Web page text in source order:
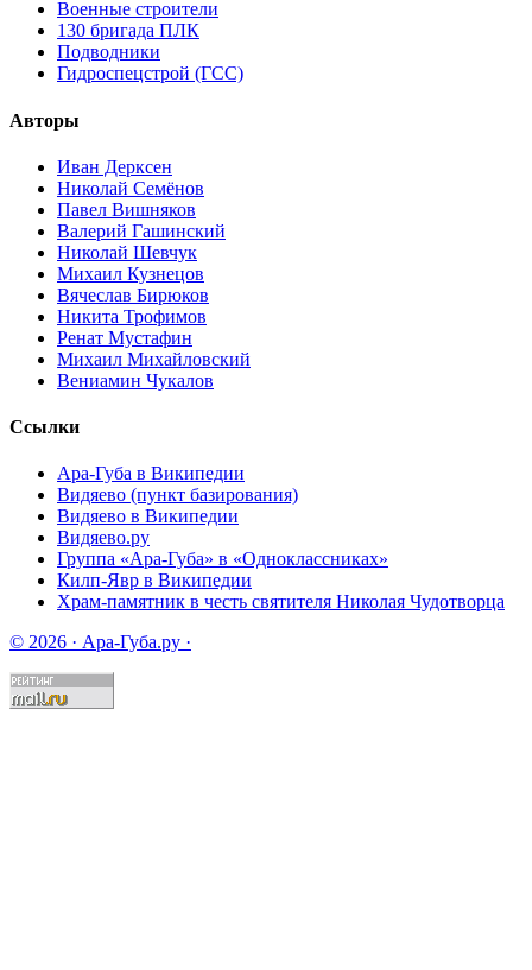
Военные строители
130 бригада ПЛК
Подводники
Гидроспецстрой (ГСС)
Авторы
Иван Дерксен
Николай Семёнов
Павел Вишняков
Валерий Гашинский
Николай Шевчук
Михаил Кузнецов
Вячеслав Бирюков
Никита Трофимов
Ренат Мустафин
Михаил Михайловский
Вениамин Чукалов
Ссылки
Ара-Губа в Википедии
Видяево (пункт базирования)
Видяево в Википедии
Видяево.ру
Группа «Ара-Губа» в «Одноклассниках»
Килп-Явр в Википедии
Храм-памятник в честь святителя Николая Чудотворца
© 2026 · Ара-Губа.ру ·